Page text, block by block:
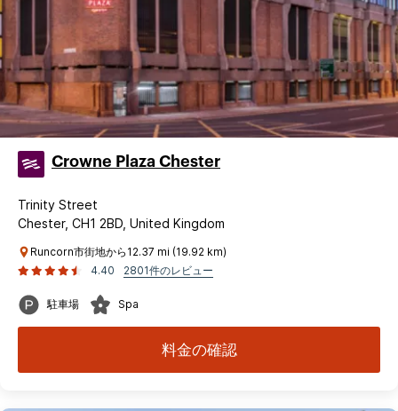
Crowne Plaza Chester
Trinity Street
Chester, CH1 2BD, United Kingdom
Runcorn市街地から12.37 mi (19.92 km)
4.40
2801件のレビュー
駐車場 Spa
料金の確認